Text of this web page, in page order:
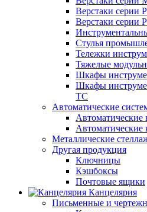
Верстаки серии
Верстаки серии
Стулья
Тележки
Тяжелые
Шкафы
Шкафы
TC
Автоматические
Автоматические
Металлические
Другая продукция
Ключницы
Кэшбоксы
Почтовые ящики
Канцелярия
Письменные и